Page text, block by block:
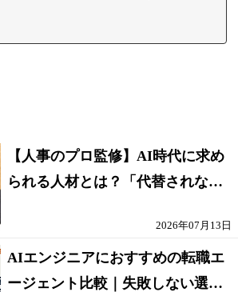
【人事のプロ監修】AI時代に求め
られる人材とは？「代替されない
2026年07月13日
AIエンジニアにおすすめの転職エ
ージェント比較｜失敗しない選び